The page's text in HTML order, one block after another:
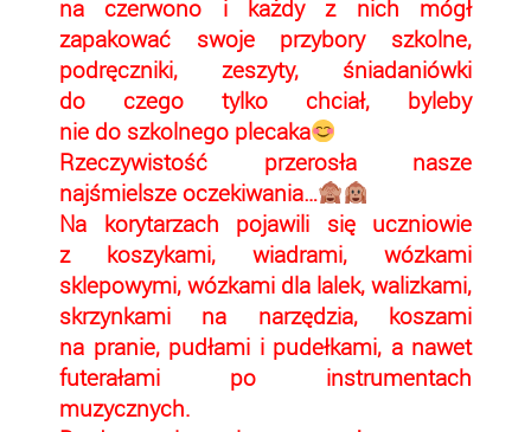
na czerwono i każdy z nich mógł
zapakować swoje przybory szkolne,
podręczniki, zeszyty, śniadaniówki
do czego tylko chciał, byleby
nie do szkolnego plecaka
Rzeczywistość przerosła nasze
najśmielsze oczekiwania…
Na korytarzach pojawili się uczniowie
z koszykami, wiadrami, wózkami
sklepowymi, wózkami dla lalek, walizkami,
skrzynkami na narzędzia, koszami
na pranie, pudłami i pudełkami, a nawet
futerałami po instrumentach
muzycznych.